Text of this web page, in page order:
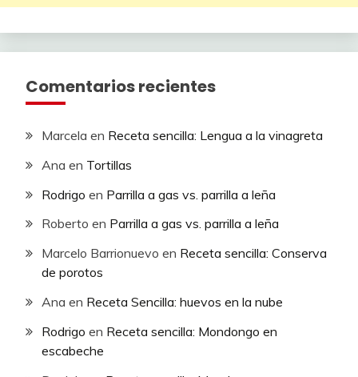
Comentarios recientes
Marcela en Receta sencilla: Lengua a la vinagreta
Ana en Tortillas
Rodrigo en Parrilla a gas vs. parrilla a leña
Roberto en Parrilla a gas vs. parrilla a leña
Marcelo Barrionuevo en Receta sencilla: Conserva
de porotos
Ana en Receta Sencilla: huevos en la nube
Rodrigo en Receta sencilla: Mondongo en
escabeche